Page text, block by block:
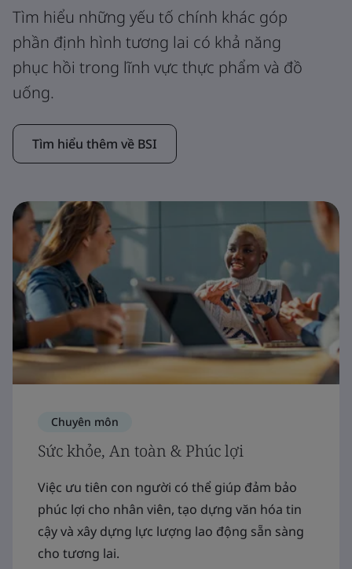
Tìm hiểu những yếu tố chính khác góp
phần định hình tương lai có khả năng
phục hồi trong lĩnh vực thực phẩm và đồ
uống.
Tìm hiểu thêm về BSI
Chuyên môn
Sức khỏe, An toàn & Phúc lợi
Việc ưu tiên con người có thể giúp đảm bảo
phúc lợi cho nhân viên, tạo dựng văn hóa tin
cậy và xây dựng lực lượng lao động sẵn sàng
cho tương lai.